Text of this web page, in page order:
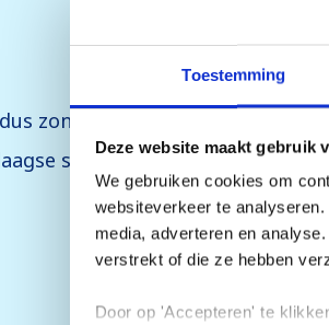
Toestemming
Deze website maakt gebruik
We gebruiken cookies om
websiteverkeer te
media, adverteren en
verstrekt of die ze hebben
Door op 'Accepteren' te
zonder maaltijden
skipas voor Val Thorens